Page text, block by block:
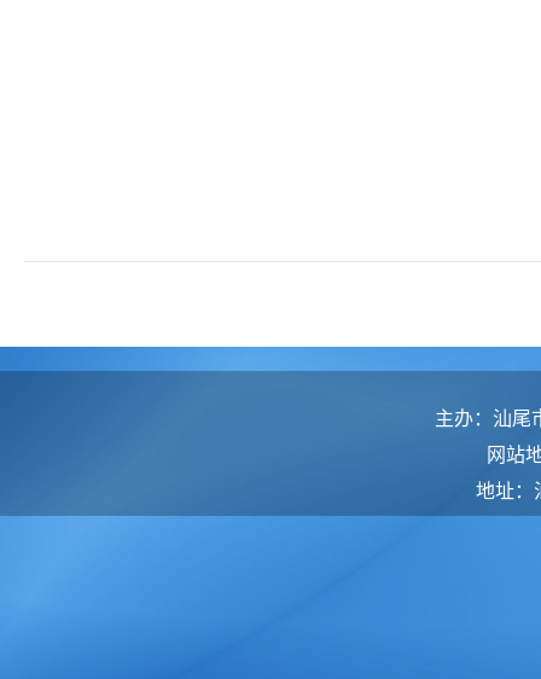
主办：汕尾
网站
地址：